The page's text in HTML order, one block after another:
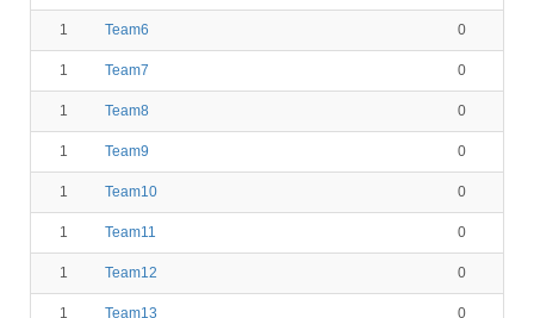
1 Team6 0
1 Team7 0
1 Team8 0
1 Team9 0
1 Team10 0
1 Team11 0
1 Team12 0
1 Team13 0